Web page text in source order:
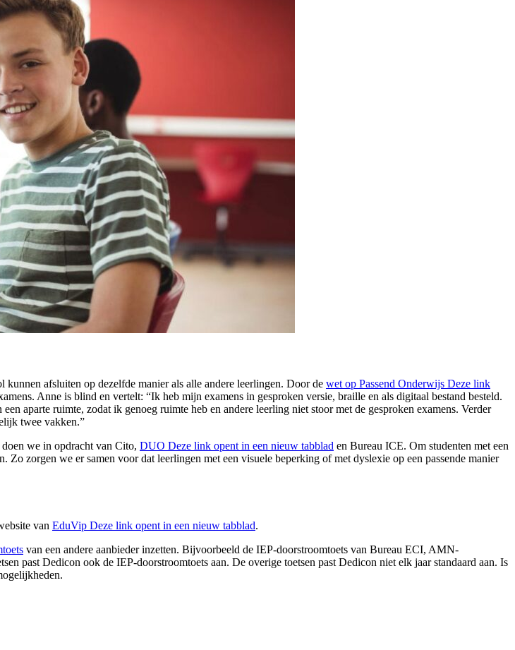
afsluiten op dezelfde manier als alle andere leerlingen. Door de wet op Passend Onderwijs Deze link
Anne is blind en vertelt: “Ik heb mijn examens in gesproken versie, braille en als digitaal bestand besteld.
aparte ruimte, zodat ik genoeg ruimte heb en andere leerling niet stoor met de gesproken examens. Verder
twee vakken.”
we in opdracht van Cito, DUO Deze link opent in een nieuw tabblad en Bureau ICE. Om studenten met een
zorgen we er samen voor dat leerlingen met een visuele beperking of met dyslexie op een passende manier
van EduVip Deze link opent in een nieuw tabblad.
van een andere aanbieder inzetten. Bijvoorbeeld de IEP-doorstroomtoets van Bureau ECI, AMN-
past Dedicon ook de IEP-doorstroomtoets aan. De overige toetsen past Dedicon niet elk jaar standaard aan. Is